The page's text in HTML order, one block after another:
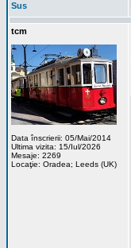
Sus
tcm
Data înscrierii: 05/Mai/2014
Ultima vizita: 15/Iul/2026
Mesaje: 2269
Locaţie: Oradea; Leeds (UK)